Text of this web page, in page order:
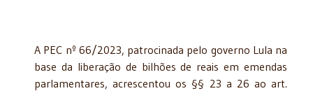
A PEC nº 66/2023, patrocinada pelo governo Lula na
base da liberação de bilhões de reais em emendas
parlamentares, acrescentou os §§ 23 a 26 ao art.